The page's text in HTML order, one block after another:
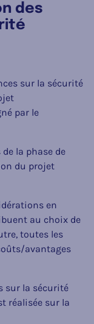
des
sur la sécurité
par le
la phase de
du projet
en
au choix de
toutes les
avantages
sur la sécurité
réalisée sur la